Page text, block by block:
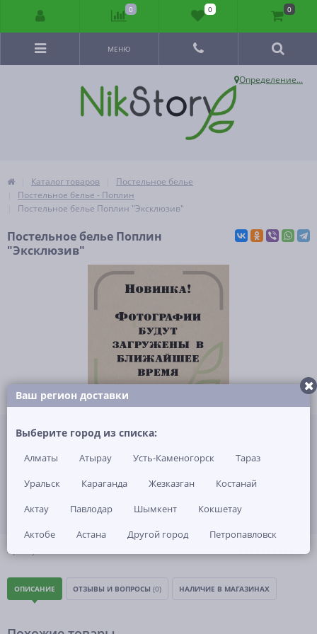
Определение...
МЕНЮ
Каталог товаров
Постельное белье
Постельное белье - Поплин
Постельное белье Поплин "Эксклюзив"
Постельное белье Поплин
"Эксклюзив"
Артикул: - (0)
Нет в наличии
ОПИСАНИЕ ОТЗЫВЫ И ВОПРОСЫ (0) НАЛИЧИЕ В МАГАЗИНАХ
Ваш регион доставки
Выберите город из списка:
Алматы Атырау Усть-Каменогорск
Тараз
Уральск
Караганда Жезказган
Костанай
Актау
Павлодар Шымкент
Кокшетау
Актобе
Астана Другой город Петропавловск
0 0 0